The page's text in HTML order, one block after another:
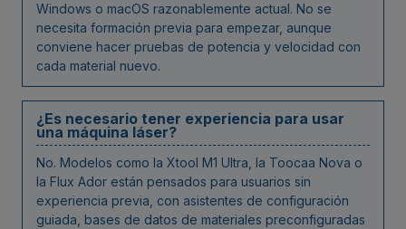
Windows o macOS razonablemente actual. No se
necesita formación previa para empezar, aunque
conviene hacer pruebas de potencia y velocidad con
cada material nuevo.
¿Es necesario tener experiencia para usar
una máquina láser?
No. Modelos como la Xtool M1 Ultra, la Toocaa Nova o
la Flux Ador están pensados para usuarios sin
experiencia previa, con asistentes de configuración
guiada, bases de datos de materiales preconfiguradas